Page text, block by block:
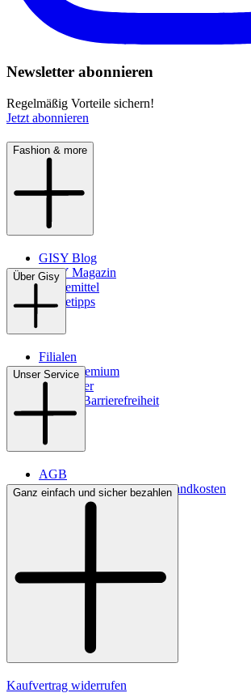
Newsletter abonnieren
Regelmäßig Vorteile sichern!
Jetzt abonnieren
Fashion & more
GISY Blog
GISY Magazin
Pflegemittel
Pflegetipps
Über Gisy
Filialen
WMS-Premium
Newsletter
Digitale Barrierefreiheit
Unser Service
AGB
Lieferbedingungen & Versandkosten
Bezahlung
Ganz einfach und sicher bezahlen
Kaufvertrag widerrufen